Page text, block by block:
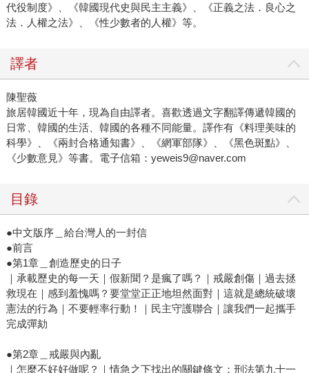
代役制度》、《韓國現代史與民主主義》、《正義之法．良心之
法．人權之法》、《性少數者的人權》等。
譯者
陳聖薇
旅居韓國近十年，現為自由譯者。喜歡透過文字翻譯傳遞韓國的
日常、韓國的生活、韓國的各種不同能量。譯作有《料理美味的
科學》、《兩封合格通知書》、《網軍部隊》、《黑色斑點》、
《少數意見》等書。電子信箱：yeweis9@naver.com
目錄
●中文版序＿給台灣人的一封信
●前言
●第1章＿創造歷史的日子
｜承載歷史的每一天｜假新聞？是瘋了嗎？｜戒嚴創傷｜過去拯
救現在｜感到羞愧嗎？要堂堂正正地坦然面對｜這就是總統破壞
憲法的行為｜不要輕率行動！｜民主守護聯合｜讓我們一起攜手
完成彈劾
●第2章＿戒嚴與內亂
｜怎麼不好好做呢？｜情急之下找出的關鍵條文：刑法第九十一